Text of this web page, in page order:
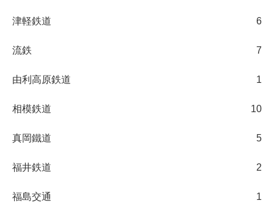
津軽鉄道 6
流鉄 7
由利高原鉄道 1
相模鉄道 10
真岡鐵道 5
福井鉄道 2
福島交通 1